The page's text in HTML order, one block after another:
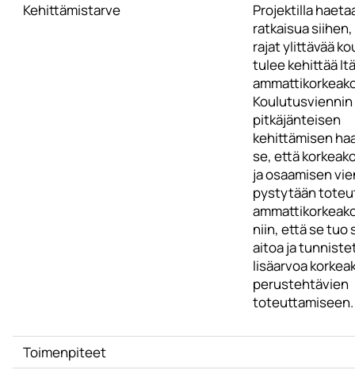
Kehittämistarve
Projektilla
ratkaisua
rajat ylittävää
tulee kehittää
Koulutusviennin
pitkäjänteisen
kehittämisen
se, että
ja osaamisen
pystytään
niin, että se tuo
aitoa ja
lisäarvoa
perustehtävien
toteuttamiseen.
Toimenpiteet